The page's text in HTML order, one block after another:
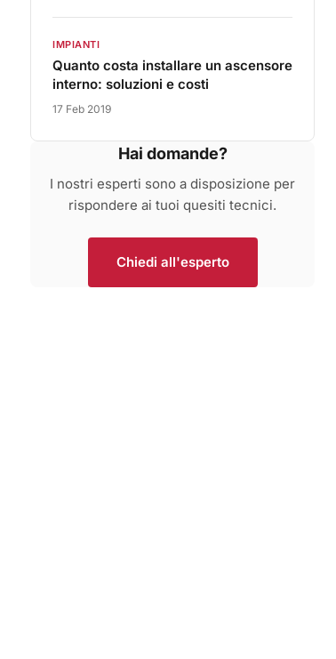
IMPIANTI
Quanto costa installare un ascensore
interno: soluzioni e costi
17 Feb 2019
Hai domande?
I nostri esperti sono a disposizione per
rispondere ai tuoi quesiti tecnici.
Chiedi all'esperto